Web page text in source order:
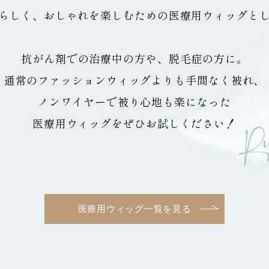
しく、 おしゃれを楽しむための医療用ウィッグと
抗がん剤での治療中の方や、脱毛症の方に。
通常のファッションウィッグよりも手間なく被れ、
ノンワイヤーで被り心地も楽になった
医療用ウィッグをぜひお試しください！
医療用ウィッグ一覧を見る